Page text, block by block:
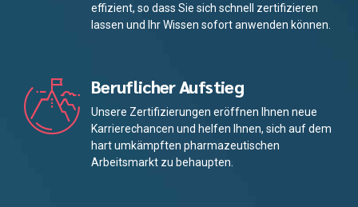
effizient, so dass Sie sich schnell zertifizieren
lassen und Ihr Wissen sofort anwenden können.
Beruflicher Aufstieg
Unsere Zertifizierungen eröffnen Ihnen neue
Karrierechancen und helfen Ihnen, sich auf dem
hart umkämpften pharmazeutischen
Arbeitsmarkt zu behaupten.